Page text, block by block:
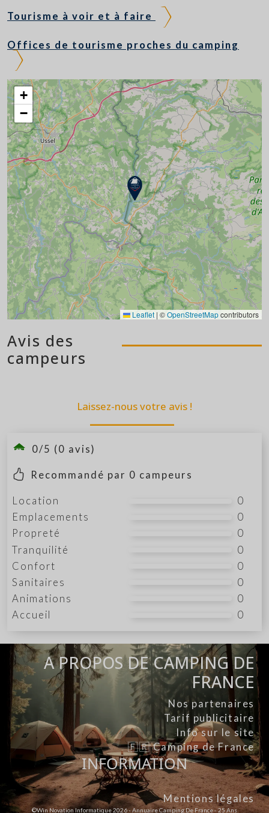
Tourisme à voir et à faire
Offices de tourisme proches du camping
+
−
Leaflet | ©OpenStreetMapcontributors
Avis des
campeurs
Laissez-nous votre avis !
0/5 (0 avis)
Recommandé par 0 campeurs
Location
0
Emplacements
0
Propreté
0
Tranquilité
0
Confort
0
Sanitaires
0
Animations
0
Accueil
0
A PROPOS DE CAMPING DE
FRANCE
Nos partenaires
Tarif publicitaire
Info sur le site
🇫🇷 Camping de France
INFORMATION
Mentions légales
©Win Novation Informatique 2026 - Annuaire Camping De France - 25 Ans